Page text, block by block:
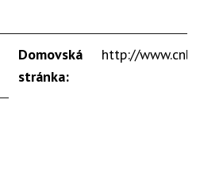
Domovská
stránka:
http://